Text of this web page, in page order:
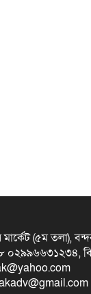
(৫ম তলা),
০২৯৯৬৬৩১২৩৪,